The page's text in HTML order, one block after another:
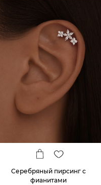
Серебряный пирсинг с
фианитами